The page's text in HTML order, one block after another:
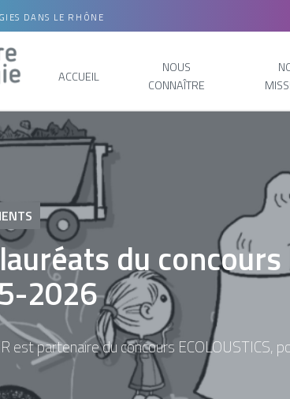
DANS LE RHÔNE
ACCUEIL
NOUS
CONNAÎTRE
du concours
2026
est partenaire du concours ECOLOUSTICS,